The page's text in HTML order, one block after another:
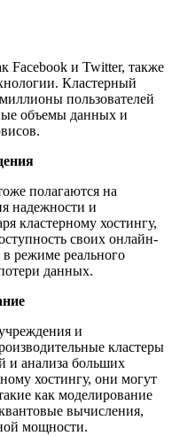
Facebook и Twitter, также
Кластерный
пользователей
объемы данных и
полагаются на
надежности и
кластерному хостингу,
своих онлайн-
в режиме реального
данных.
и
кластеры
и анализа больших
хостингу, они могут
как моделирование
вычисления,
мощности.